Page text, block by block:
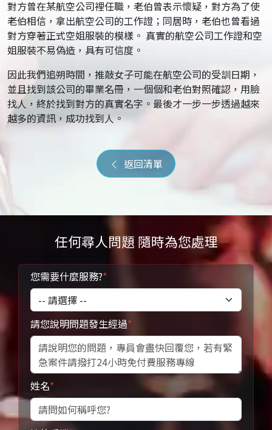
對方曾在某航空公司裡任職，老伯曾表示懷疑，對方為了使
老伯相信，拿出航空公司的工作證；同居時，老伯也曾看過
對方穿著正式空姐服裝的模樣。 真實的航空公司工作證和空
姐服裝不易偽造，具有可信度。
因此我們追朔時間，推敲女子可能在航空公司的受訓日期，
並且找到該公司的畢業名冊，一個個和老伯對照確認，用臉
找人，終於找到對方的真實名字。最後才一步一步透過越來
越多的資訊，成功找到人。
返回清單
任何尋人問題 隨時為您處理
您需要什麼服務?*
請您說明問題發生經過*
姓名*